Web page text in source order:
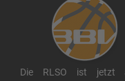
Die RLSO ist jetzt